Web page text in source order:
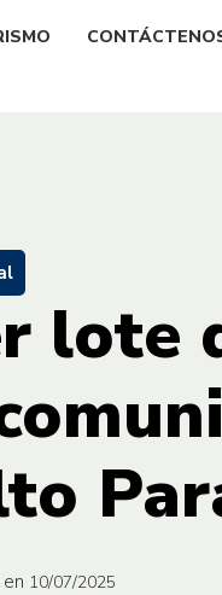
lote
10/07/2025